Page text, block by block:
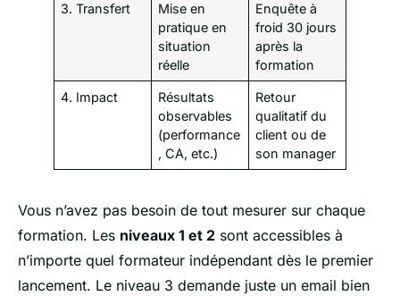
3. Transfert
Mise en
pratique en
situation
réelle
Enquête à
froid 30 jours
après la
formation
4. Impact
Résultats
observables
(performance
, CA, etc.)
Retour
qualitatif du
client ou de
son manager
Vous n’avez pas besoin de tout mesurer sur chaque
formation. Les niveaux 1 et 2 sont accessibles à
n’importe quel formateur indépendant dès le premier
lancement. Le niveau 3 demande juste un email bien